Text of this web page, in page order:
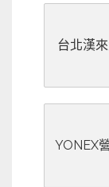
台北漢
YONEX